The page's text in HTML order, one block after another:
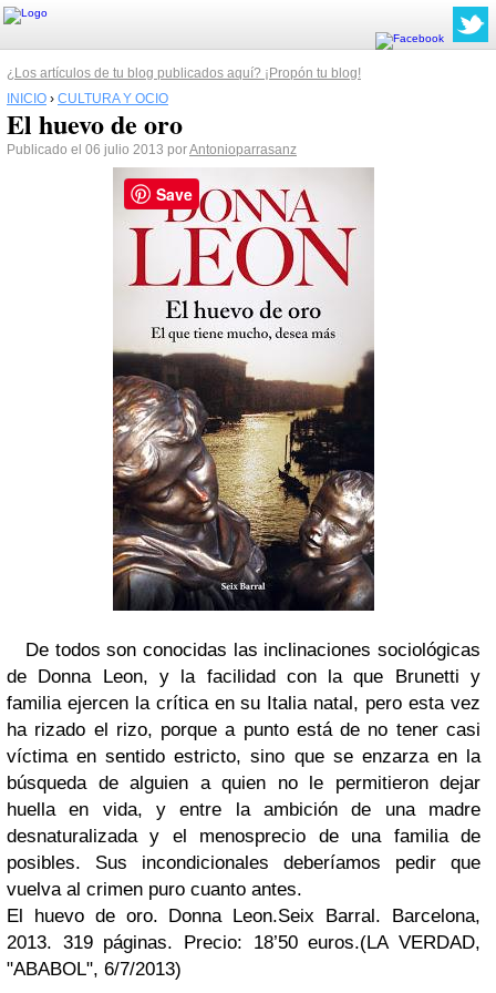
¿Los artículos de tu blog publicados aquí? ¡Propón tu blog!
INICIO › CULTURA Y OCIO
El huevo de oro
Publicado el 06 julio 2013 porAntonioparrasanz
De todos son conocidas las inclinaciones sociológicas
de Donna Leon, y la facilidad con la que Brunetti y
familia ejercen la crítica en su Italia natal, pero esta vez
ha rizado el rizo, porque a punto está de no tener casi
víctima en sentido estricto, sino que se enzarza en la
búsqueda de alguien a quien no le permitieron dejar
huella en vida, y entre la ambición de una madre
desnaturalizada y el menosprecio de una familia de
posibles. Sus incondicionales deberíamos pedir que
vuelva al crimen puro cuanto antes.
El huevo de oro. Donna Leon.Seix Barral. Barcelona,
2013. 319 páginas. Precio: 18’50 euros.(LA VERDAD,
"ABABOL", 6/7/2013)
Save